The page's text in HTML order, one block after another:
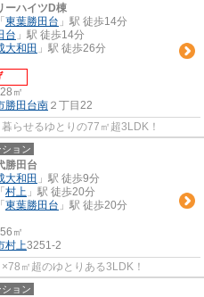
ーハイツD棟
「 東葉勝田台 」駅 徒歩14分
台 」駅 徒歩14分
大和田 」駅 徒歩26分
㎡
勝田台南 ２丁目22
らせるゆとりの77㎡超3LDK！
ョン
勝田台
大和田 」駅 徒歩9分
「 村上 」駅 徒歩20分
「 東葉勝田台 」駅 徒歩20分
㎡
村上3251-2
㎡超のゆとりある3LDK！
ョン